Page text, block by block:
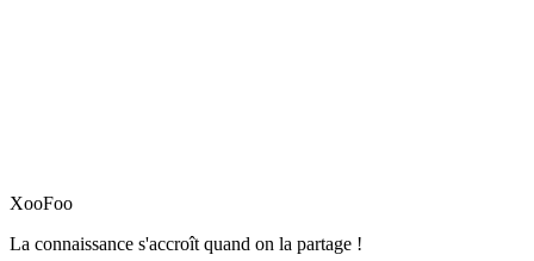
XooFoo
La connaissance s'accroît quand on la partage !